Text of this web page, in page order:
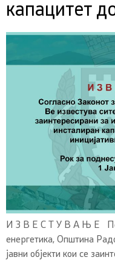
капацитет
И З В Е С Т У В А Њ Е
енергетика, Општина
јавни објекти кои се